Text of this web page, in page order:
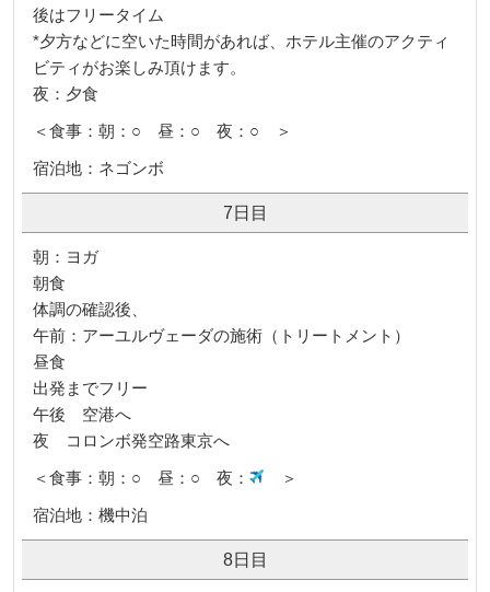
後はフリータイム
*夕方などに空いた時間があれば、ホテル主催のアクティ
ビティがお楽しみ頂けます。
夜：夕食
＜食事：朝：○ 昼：○ 夜：○ ＞
宿泊地：ネゴンボ
7日目
朝：ヨガ
朝食
体調の確認後、
午前：アーユルヴェーダの施術（トリートメント）
昼食
出発までフリー
午後 空港へ
夜 コロンボ発空路東京へ
＜食事：朝：○ 昼：○ 夜：
＞
宿泊地：機中泊
8日目